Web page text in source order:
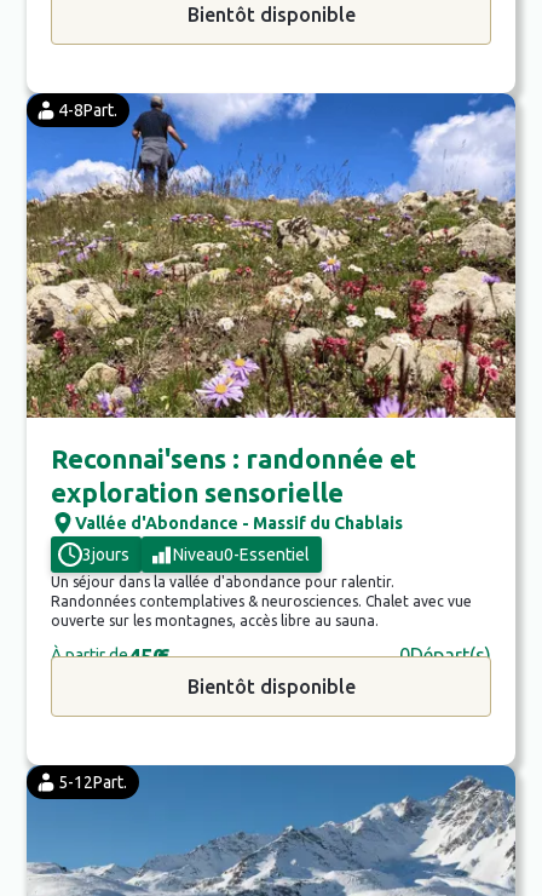
Bientôt disponible
4-8Part.
Reconnai'sens : randonnée et
exploration sensorielle
Vallée d'Abondance - Massif du Chablais
3jours Niveau0-Essentiel
Un séjour dans la vallée d'abondance pour ralentir.
Randonnées contemplatives & neurosciences. Chalet avec vue
ouverte sur les montagnes, accès libre au sauna.
À partir de450€ 0Départ(s)
Bientôt disponible
5-12Part.